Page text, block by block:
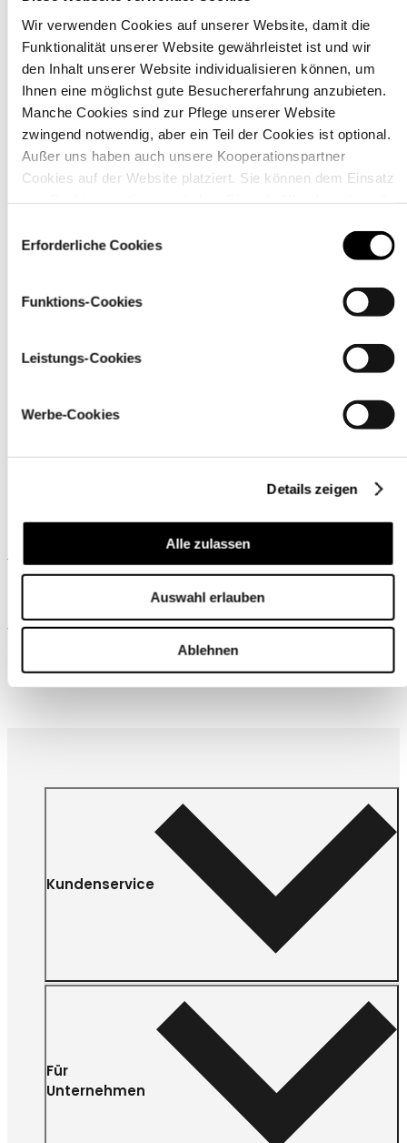
Wir verwenden Cookies auf unserer Website, damit die
Funktionalität unserer Website gewährleistet ist und wir
den Inhalt unserer Website individualisieren können, um
Ihnen eine möglichst gute Besuchererfahrung anzubieten.
Manche Cookies sind zur Pflege unserer Website
zwingend notwendig, aber ein Teil der Cookies ist optional.
Außer uns haben auch unsere Kooperationspartner
Cookies auf der Website platziert. Sie können dem Einsatz
über den Link „Cookie-Einstellungen
Erforderliche Cookies
Funktions-Cookies
Leistungs-Cookies
Werbe-Cookies
Details zeigen
Alle zulassen
Auswahl erlauben
Ablehnen
Material
Pflegehinweise
Ähnliche Produkte
Wird oft zusammen gekauft
Kundenservice
Für
Unternehmen